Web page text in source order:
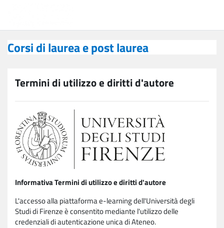
Corsi di laurea e post laurea
Termini di utilizzo e diritti d'autore
Informativa Termini di utilizzo e diritti d'autore
L'accesso alla piattaforma e-learning dell'Università degli
Studi di Firenze è consentito mediante l'utilizzo delle
credenziali di autenticazione unica di Ateneo.